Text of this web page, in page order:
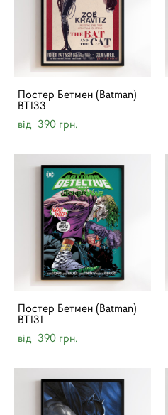
Постер Бетмен (Batman)
BT133
від 390 грн.
Постер Бетмен (Batman)
BT131
від 390 грн.